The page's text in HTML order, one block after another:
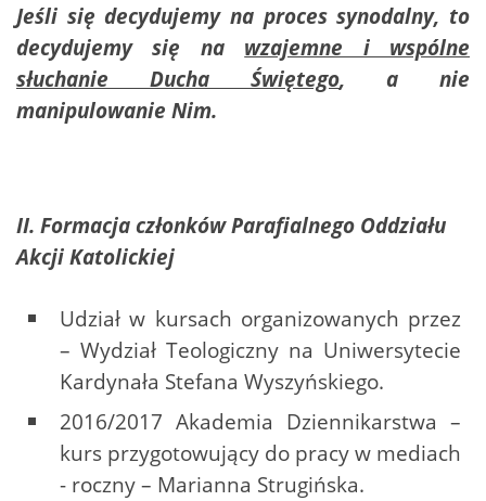
Jeśli się decydujemy na proces synodalny, to
decydujemy się na wzajemne i wspólne
słuchanie Ducha Świętego, a nie
manipulowanie Nim.
II. Formacja członków Parafialnego Oddziału
Akcji Katolickiej
Udział w kursach organizowanych przez
– Wydział Teologiczny na Uniwersytecie
Kardynała Stefana Wyszyńskiego.
2016/2017 Akademia Dziennikarstwa –
kurs przygotowujący do pracy w mediach
- roczny – Marianna Strugińska.